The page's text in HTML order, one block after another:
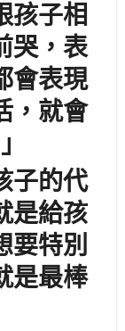
孩子相
哭，表
會表現
，就會
子的代
是給孩
要特別
是最棒